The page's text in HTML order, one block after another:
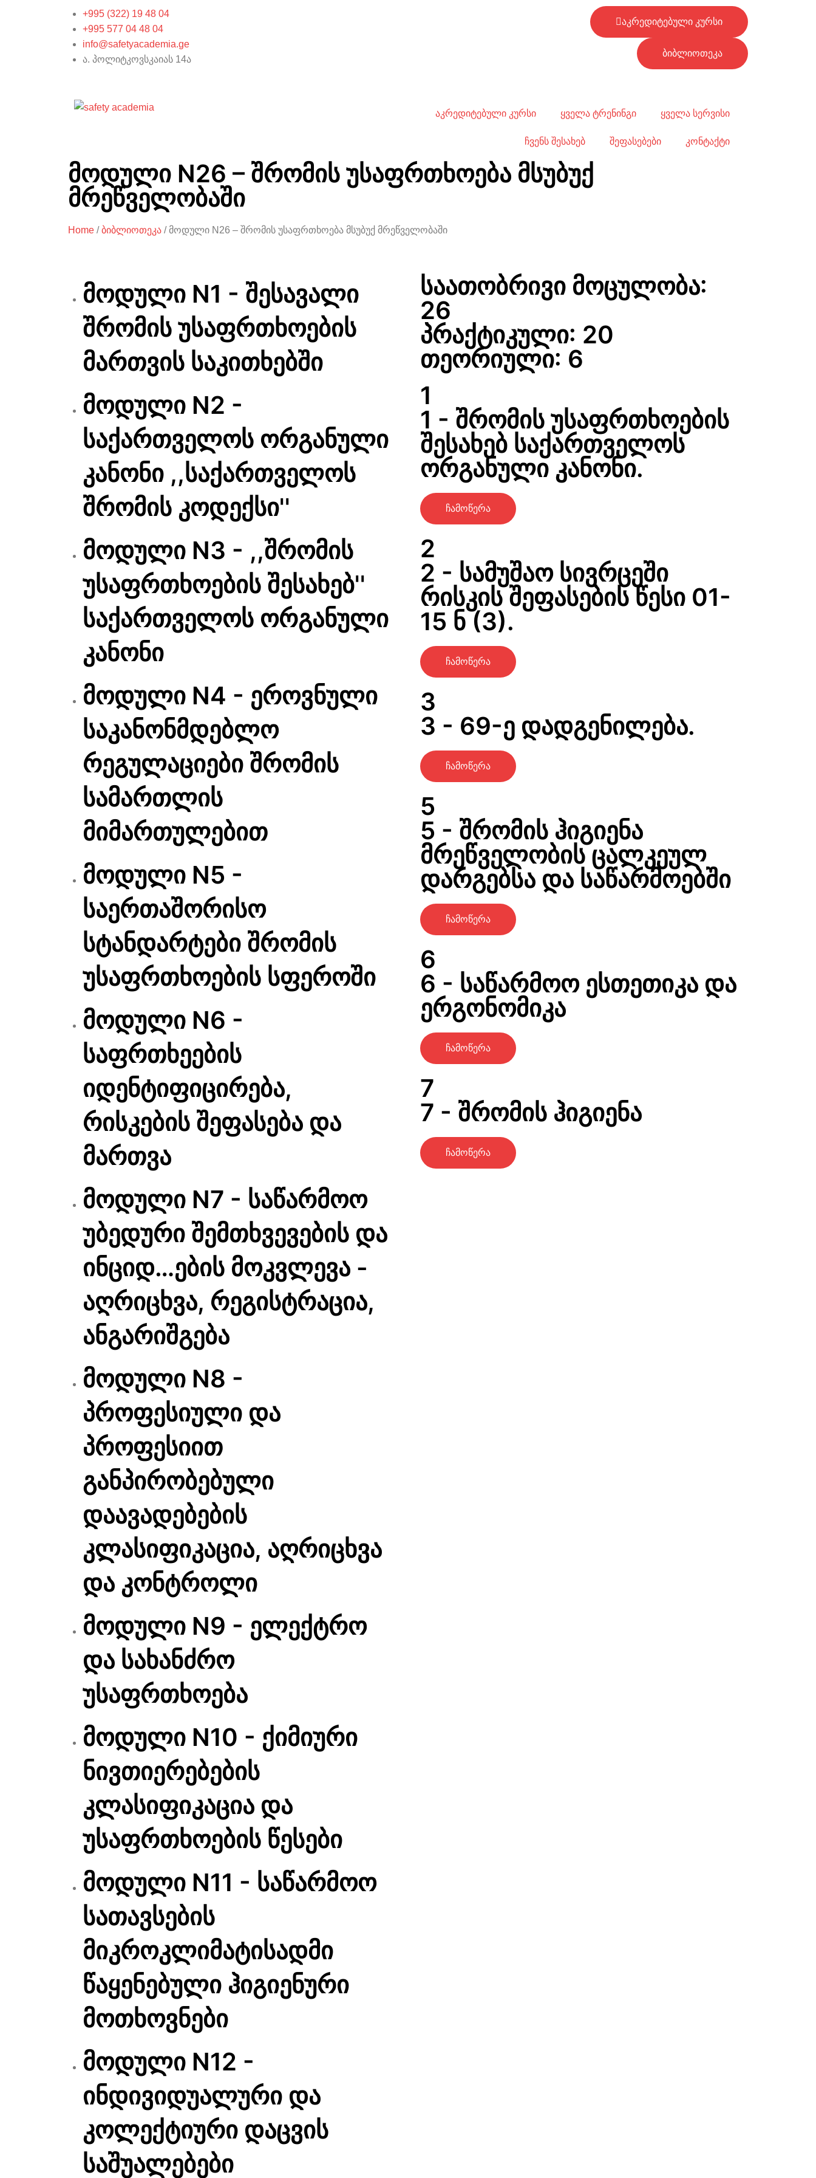
+995 (322) 19 48 04
+995 577 04 48 04
info@safetyacademia.ge
ა. პოლიტკოვსკაიას 14ა
აკრედიტებული კურსი
ბიბლიოთეკა
აკრედიტებული კურსი ყველა ტრენინგი ყველა სერვისი
ჩვენს შესახებ შეფასებები კონტაქტი
მოდული N26 – შრომის უსაფრთხოება მსუბუქ
მრეწველობაში
Home /ბიბლიოთეკა / მოდული N26 – შრომის უსაფრთხოება მსუბუქ მრეწველობაში
მოდული N1 - შესავალი
შრომის უსაფრთხოების
მართვის საკითხებში
მოდული N2 -
საქართველოს ორგანული
კანონი ,,საქართველოს
შრომის კოდექსი''
მოდული N3 - ,,შრომის
უსაფრთხოების შესახებ''
საქართველოს ორგანული
კანონი
მოდული N4 - ეროვნული
საკანონმდებლო
რეგულაციები შრომის
სამართლის
მიმართულებით
მოდული N5 -
საერთაშორისო
სტანდარტები შრომის
უსაფრთხოების სფეროში
მოდული N6 -
საფრთხეების
იდენტიფიცირება,
რისკების შეფასება და
მართვა
მოდული N7 - საწარმოო
უბედური შემთხვევების და
ინციდ…ების მოკვლევა -
აღრიცხვა, რეგისტრაცია,
ანგარიშგება
მოდული N8 -
პროფესიული და
პროფესიით
განპირობებული
დაავადებების
კლასიფიკაცია, აღრიცხვა
და კონტროლი
მოდული N9 - ელექტრო
და სახანძრო
უსაფრთხოება
მოდული N10 - ქიმიური
ნივთიერებების
კლასიფიკაცია და
უსაფრთხოების წესები
მოდული N11 - საწარმოო
სათავსების
მიკროკლიმატისადმი
წაყენებული ჰიგიენური
მოთხოვნები
მოდული N12 -
ინდივიდუალური და
კოლექტიური დაცვის
საშუალებები
საათობრივი მოცულობა:
26
პრაქტიკული: 20
თეორიული: 6
1
1 - შრომის უსაფრთხოების
შესახებ საქართველოს
ორგანული კანონი.
ჩამოწერა
2
2 - სამუშაო სივრცეში
რისკის შეფასების წესი 01-
15 ნ (3).
ჩამოწერა
3
3 - 69-ე დადგენილება.
ჩამოწერა
5
5 - შრომის ჰიგიენა
მრეწველობის ცალკეულ
დარგებსა და საწარმოებში
ჩამოწერა
6
6 - საწარმოო ესთეთიკა და
ერგონომიკა
ჩამოწერა
7
7 - შრომის ჰიგიენა
ჩამოწერა